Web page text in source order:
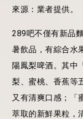
來源：業者提供。
289吧不僅有新品
暑飲品，有綜合水
陽鳳梨啤酒。其中
梨、蜜桃、香蕉等
又有清爽口感；「
萃取的新鮮果粒，